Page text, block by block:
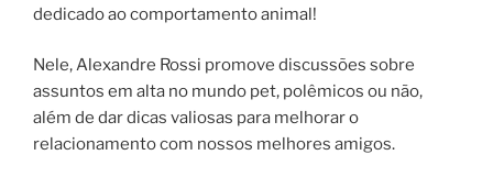
dedicado ao comportamento animal!
Nele, Alexandre Rossi promove discussões sobre
assuntos em alta no mundo pet, polêmicos ou não,
além de dar dicas valiosas para melhorar o
relacionamento com nossos melhores amigos.